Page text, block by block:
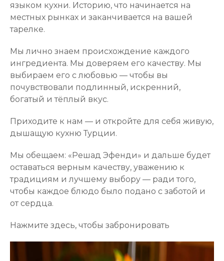
языком кухни. Историю, что начинается на
местных рынках и заканчивается на вашей
тарелке.
Мы лично знаем происхождение каждого
ингредиента. Мы доверяем его качеству. Мы
выбираем его с любовью — чтобы вы
почувствовали подлинный, искренний,
богатый и тёплый вкус.
Приходите к нам — и откройте для себя живую,
дышащую кухню Турции.
Мы обещаем: «Решад Эфенди» и дальше будет
оставаться верным качеству, уважению к
традициям и лучшему выбору — ради того,
чтобы каждое блюдо было подано с заботой и
от сердца.
Нажмите здесь, чтобы забронировать